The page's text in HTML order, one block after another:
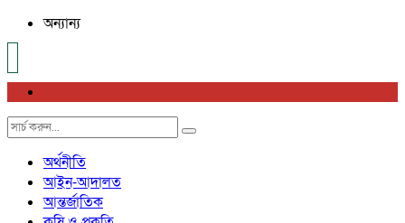
অন্যান্য
অর্থনীতি
আইন-আদালত
আন্তর্জাতিক